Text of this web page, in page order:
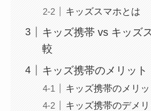
キッズスマホとは
キッズ携帯 vs キッズ
較
キッズ携帯のメリット
キッズ携帯のメリッ
キッズ携帯のデメリ